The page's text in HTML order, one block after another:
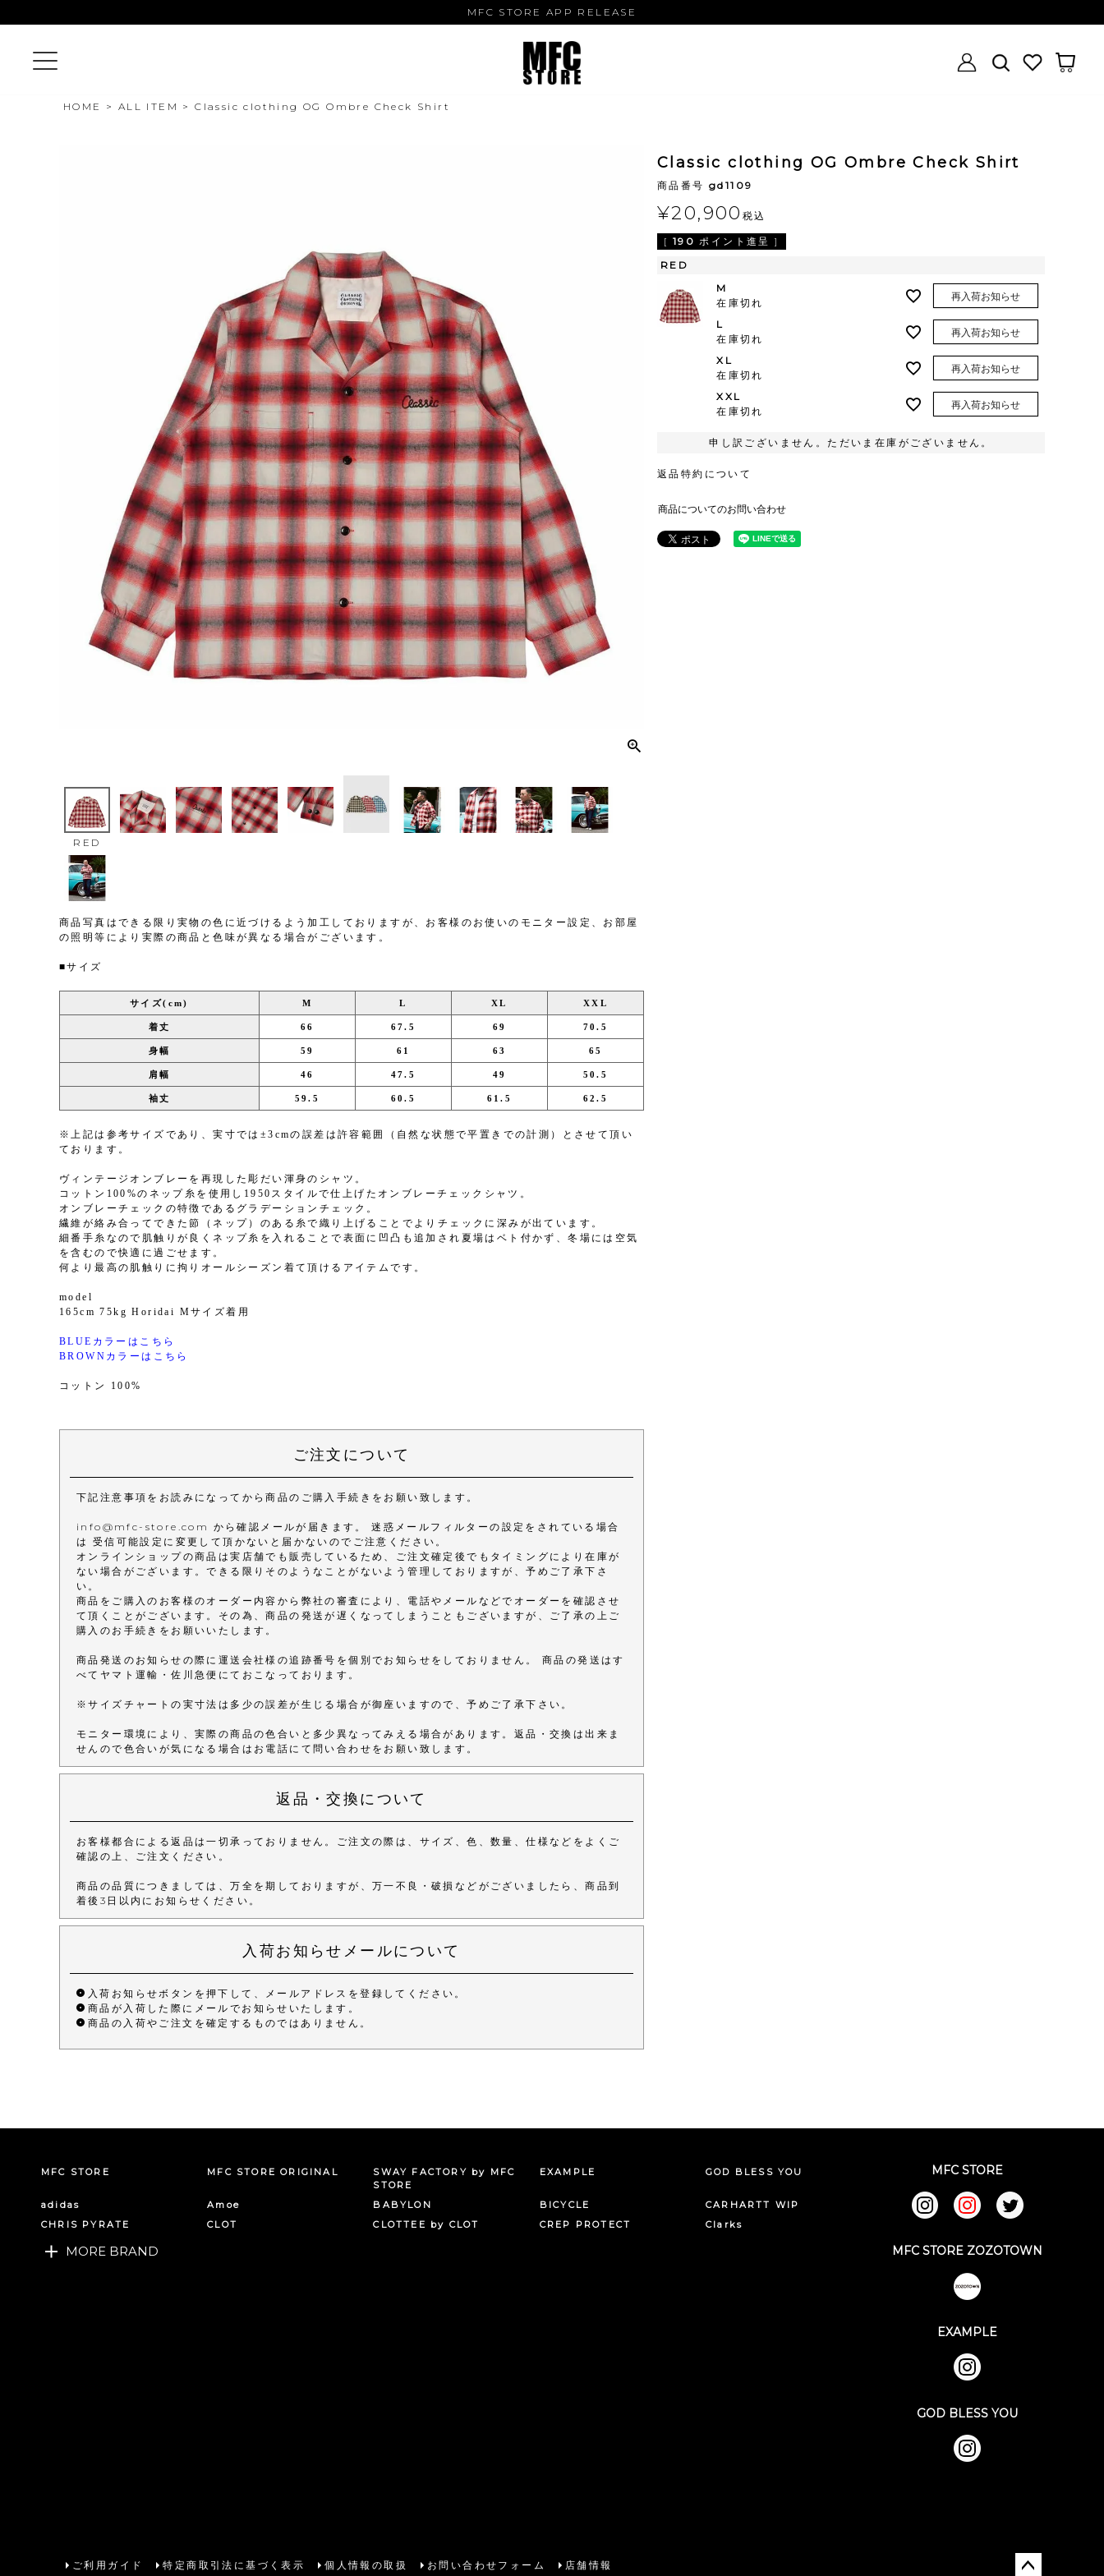
MFC STORE APP RELEASE
HOME ALL ITEM Classic clothing OG Ombre Check Shirt
RED
商品写真はできる限り実物の色に近づけるよう加工しておりますが、お客様のお使いのモニター設定、お部屋
の照明等により実際の商品と色味が異なる場合がございます。
■サイズ
サイズ(cm) M L XL XXL
着丈 66 67.5 69 70.5
身幅 59 61 63 65
肩幅 46 47.5 49 50.5
袖丈 59.5 60.5 61.5 62.5
※上記は参考サイズであり、実寸では±3cmの誤差は許容範囲（自然な状態で平置きでの計測）とさせて頂い
ております。
ヴィンテージオンブレーを再現した彫だい渾身のシャツ。
コットン100%のネップ糸を使用し1950スタイルで仕上げたオンブレーチェックシャツ。
オンブレーチェックの特徴であるグラデーションチェック。
繊維が絡み合ってできた節（ネップ）のある糸で織り上げることでよりチェックに深みが出ています。
細番手糸なので肌触りが良くネップ糸を入れることで表面に凹凸も追加され夏場はベト付かず、冬場には空気
を含むので快適に過ごせます。
何より最高の肌触りに拘りオールシーズン着て頂けるアイテムです。
model
165cm 75kg Horidai Mサイズ着用
BLUEカラーはこちら
BROWNカラーはこちら
コットン 100%
ご注文について
下記注意事項をお読みになってから商品のご購入手続きをお願い致します。
info@mfc-store.com から確認メールが届きます。 迷惑メールフィルターの設定をされている場合
は 受信可能設定に変更して頂かないと届かないのでご注意ください。
オンラインショップの商品は実店舗でも販売しているため、ご注文確定後でもタイミングにより在庫が
ない場合がございます。できる限りそのようなことがないよう管理しておりますが、予めご了承下さ
い。
商品をご購入のお客様のオーダー内容から弊社の審査により、電話やメールなどでオーダーを確認させ
て頂くことがございます。その為、商品の発送が遅くなってしまうこともございますが、ご了承の上ご
購入のお手続きをお願いいたします。
商品発送のお知らせの際に運送会社様の追跡番号を個別でお知らせをしておりません。 商品の発送はす
べてヤマト運輸・佐川急便にておこなっております。
※サイズチャートの実寸法は多少の誤差が生じる場合が御座いますので、予めご了承下さい。
モニター環境により、実際の商品の色合いと多少異なってみえる場合があります。返品・交換は出来ま
せんので色合いが気になる場合はお電話にて問い合わせをお願い致します。
返品・交換について
お客様都合による返品は一切承っておりません。ご注文の際は、サイズ、色、数量、仕様などをよくご
確認の上、ご注文ください。
商品の品質につきましては、万全を期しておりますが、万一不良・破損などがございましたら、商品到
着後3日以内にお知らせください。
入荷お知らせメールについて
入荷お知らせボタンを押下して、メールアドレスを登録してください。
商品が入荷した際にメールでお知らせいたします。
商品の入荷やご注文を確定するものではありません。
Classic clothing OG Ombre Check Shirt
商品番号 gd1109
¥20,900 税込
[ 190 ポイント進呈 ]
RED
M
在庫切れ
再入荷お知らせ
L
在庫切れ
再入荷お知らせ
XL
在庫切れ
再入荷お知らせ
XXL
在庫切れ
再入荷お知らせ
申し訳ございません。ただいま在庫がございません。
返品特約について
商品についてのお問い合わせ
MFC STORE MFC STORE ORIGINAL
SWAY FACTORY by MFC
STORE
EXAMPLE GOD BLESS YOU
adidas Amoe BABYLON BICYCLE
CARHARTT WIP
CHRIS PYRATE
CLOT CLOTTEE by CLOT CREP PROTECT Clarks
MORE BRAND
MFC STORE
MFC STORE ZOZOTOWN
EXAMPLE
GOD BLESS YOU
ご利用ガイド 特定商取引法に基づく表示 個人情報の取扱 お問い合わせフォーム 店舗情報